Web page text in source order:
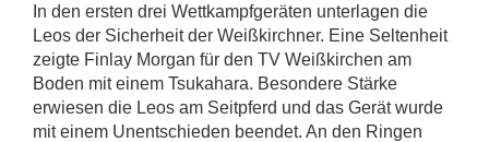
In den ersten drei Wettkampfgeräten unterlagen die
Leos der Sicherheit der Weißkirchner. Eine Seltenheit
zeigte Finlay Morgan für den TV Weißkirchen am
Boden mit einem Tsukahara. Besondere Stärke
erwiesen die Leos am Seitpferd und das Gerät wurde
mit einem Unentschieden beendet. An den Ringen